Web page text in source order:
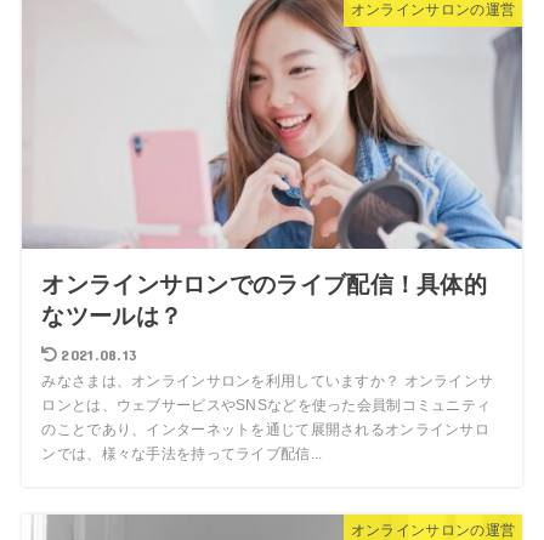
オンラインサロンの運営
オンラインサロンでのライブ配信！具体的
なツールは？
2021.08.13
みなさまは、オンラインサロンを利用していますか？ オンラインサ
ロンとは、ウェブサービスやSNSなどを使った会員制コミュニティ
のことであり、インターネットを通じて展開されるオンラインサロ
ンでは、様々な手法を持ってライブ配信...
オンラインサロンの運営